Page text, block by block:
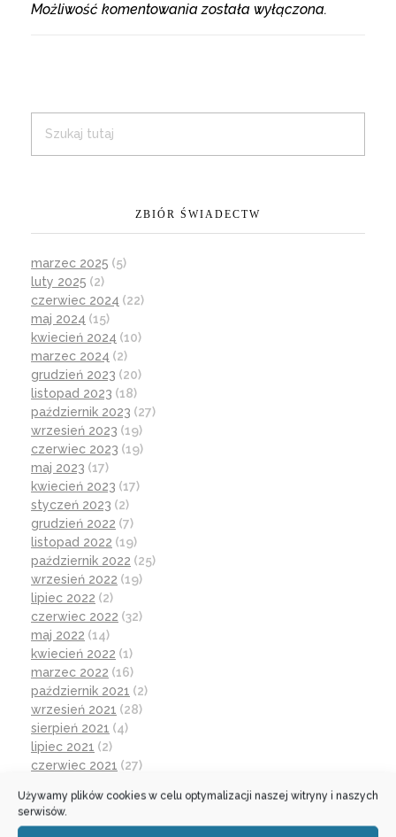
Używamy plików cookies w celu optymalizacji naszej witryny i naszych
serwisów.
Możliwość komentowania została wyłączona.
ZBIÓR ŚWIADECTW
marzec 2025 (5)
luty 2025 (2)
czerwiec 2024 (22)
maj 2024 (15)
kwiecień 2024 (10)
marzec 2024 (2)
grudzień 2023 (20)
listopad 2023 (18)
październik 2023 (27)
wrzesień 2023 (19)
czerwiec 2023 (19)
maj 2023 (17)
kwiecień 2023 (17)
styczeń 2023 (2)
grudzień 2022 (7)
listopad 2022 (19)
październik 2022 (25)
wrzesień 2022 (19)
lipiec 2022 (2)
czerwiec 2022 (32)
maj 2022 (14)
kwiecień 2022 (1)
marzec 2022 (16)
październik 2021 (2)
wrzesień 2021 (28)
sierpień 2021 (4)
lipiec 2021 (2)
czerwiec 2021 (27)
czerwiec 2020(19)